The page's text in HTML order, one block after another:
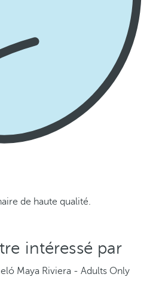
de haute qualité.
intéressé par
Maya Riviera - Adults Only